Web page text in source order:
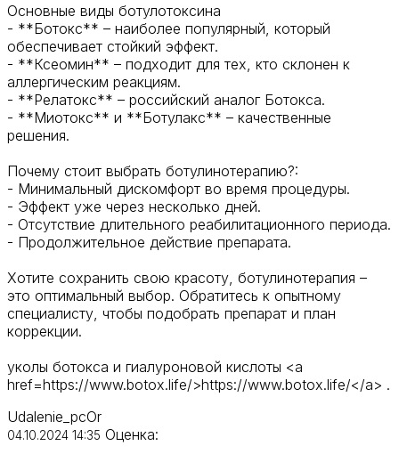
Основные виды ботулотоксина
- **Ботокс** – наиболее популярный, который
обеспечивает стойкий эффект.
- **Ксеомин** – подходит для тех, кто склонен к
аллергическим реакциям.
- **Релатокс** – российский аналог Ботокса.
- **Миотокс** и **Ботулакс** – качественные
решения.
Почему стоит выбрать ботулинотерапию?:
- Минимальный дискомфорт во время процедуры.
- Эффект уже через несколько дней.
- Отсутствие длительного реабилитационного периода.
- Продолжительное действие препарата.
Хотите сохранить свою красоту, ботулинотерапия –
это оптимальный выбор. Обратитесь к опытному
специалисту, чтобы подобрать препарат и план
коррекции.
уколы ботокса и гиалуроновой кислоты <a
href=https://www.botox.life/>https://www.botox.life/</a> .
Udalenie_pcOr
04.10.2024 14:35 Оценка: